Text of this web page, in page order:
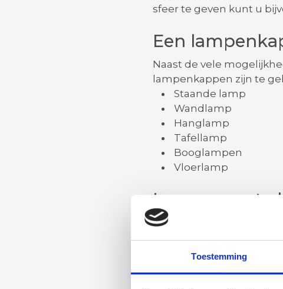
Toestemming
sfeer te geven kunt u
Een
Naast de vele
lampenkappen zijn te
Staande lamp
Wandlamp
Hanglamp
Tafellamp
Booglampen
Vloerlamp
Lampenvoet
Bij een staande lamp
lampenvoet te vinden
een betonnen of
geschikt is voor een